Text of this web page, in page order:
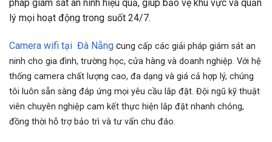
pháp giám sát an ninh hiệu quả, giúp bảo vệ khu vực và quản
lý mọi hoạt động trong suốt 24/7.
Camera wifi tại Đà Nẵng cung cấp các giải pháp giám sát an
ninh cho gia đình, trường học, cửa hàng và doanh nghiệp. Với hệ
thống camera chất lượng cao, đa dạng và giá cả hợp lý, chúng
tôi luôn sẵn sàng đáp ứng mọi yêu cầu lắp đặt. Đội ngũ kỹ thuật
viên chuyên nghiệp cam kết thực hiện lắp đặt nhanh chóng,
đồng thời hỗ trợ bảo trì và tư vấn chu đáo.